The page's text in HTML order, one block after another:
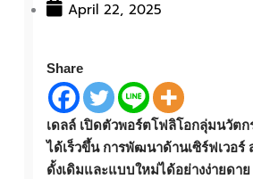
April 22, 2025
Share
เดลล์ เปิดตัวพอร์ตโฟลิโอกลุ่มนวัต
ได้เร็วขึ้น การพัฒนาด้านเซิร์ฟเวอ
ดั้งเดิมและแบบใหม่ได้อย่างง่ายดา